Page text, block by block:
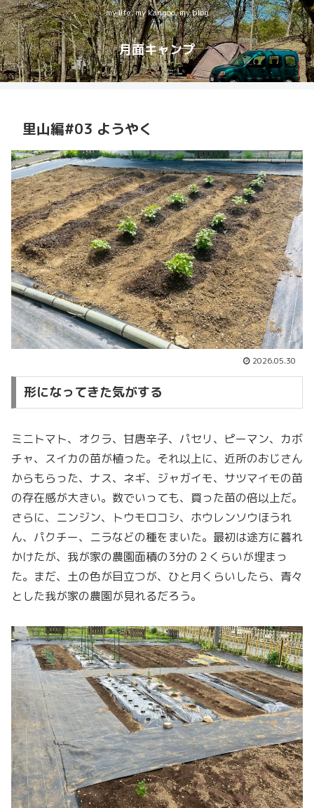
my life, my kangoo, my blog
月面キャンプ
里山編#03 ようやく
2026.05.30
形になってきた気がする
ミニトマト、オクラ、甘唐辛子、パセリ、ピーマン、カボ
チャ、スイカの苗が植った。それ以上に、近所のおじさん
からもらった、ナス、ネギ、ジャガイモ、サツマイモの苗
の存在感が大きい。数でいっても、買った苗の倍以上だ。
さらに、ニンジン、トウモロコシ、ホウレンソウほうれ
ん、パクチー、ニラなどの種をまいた。最初は途方に暮れ
かけたが、我が家の農園面積の3分の２くらいが埋まっ
た。まだ、土の色が目立つが、ひと月くらいしたら、青々
とした我が家の農園が見れるだろう。